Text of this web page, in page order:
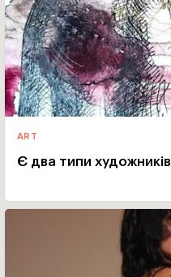
ART
Є два типи художників